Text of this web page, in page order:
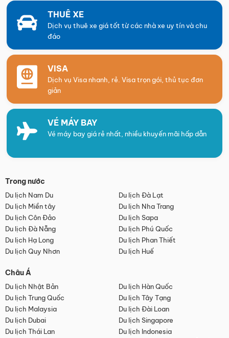
THUÊ XE
Dịch vụ thuê xe giá tốt từ các nhà xe uy tín và chu
đáo
VISA
Dịch vụ Visa nhanh, rẻ. Visa trọn gói, thủ tục đơn
giản
VÉ MÁY BAY
Vé máy bay giá rẻ nhất, nhiều khuyến mãi hấp dẫn
Trong nước
Du lịch Nam Du
Du lịch Đà Lạt
Du lịch Miền tây
Du lịch Nha Trang
Du lịch Côn Đảo
Du lịch Sapa
Du lịch Đà Nẵng
Du lịch Phú Quốc
Du lịch Hạ Long
Du lịch Phan Thiết
Du lịch Quy Nhơn
Du lịch Huế
Châu Á
Du lịch Nhật Bản
Du lịch Hàn Quốc
Du lịch Trung Quốc
Du lịch Tây Tạng
Du lịch Malaysia
Du lịch Đài Loan
Du lịch Dubai
Du lịch Singapore
Du lịch Thái Lan
Du lịch Indonesia